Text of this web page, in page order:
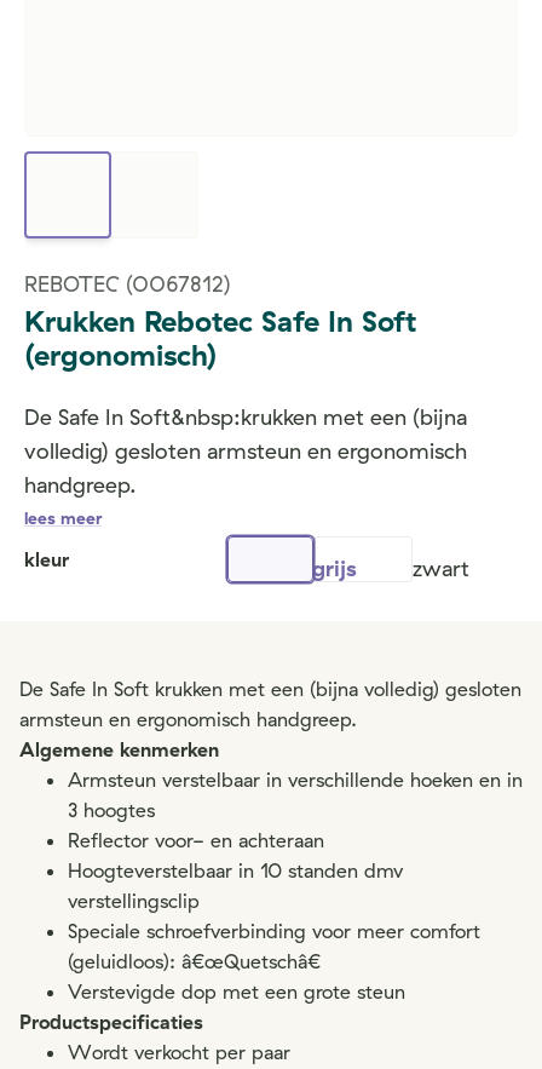
REBOTEC (0067812)
Krukken Rebotec Safe In Soft
(ergonomisch)
De Safe In Soft&nbsp:krukken met een (bijna
volledig) gesloten armsteun en ergonomisch
handgreep.
lees meer
kleur grijs zwart
De Safe In Soft krukken met een (bijna volledig) gesloten
armsteun en ergonomisch handgreep.
Algemene kenmerken
Armsteun verstelbaar in verschillende hoeken en in
3 hoogtes
Reflector voor- en achteraan
Hoogteverstelbaar in 10 standen dmv
verstellingsclip
Speciale schroefverbinding voor meer comfort
(geluidloos): â€œQuetschâ€
Verstevigde dop met een grote steun
Productspecificaties
Wordt verkocht per paar